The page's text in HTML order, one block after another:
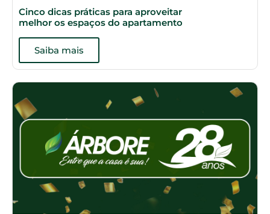
Cinco dicas práticas para aproveitar
melhor os espaços do apartamento
Saiba mais